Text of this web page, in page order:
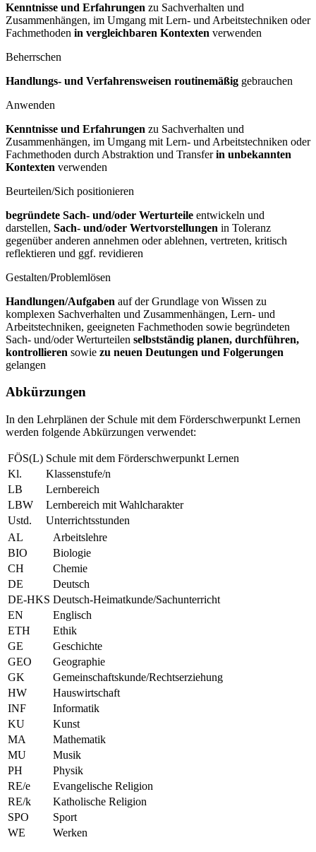
Kenntnisse und Erfahrungen zu Sachverhalten und
Zusammenhängen, im Umgang mit Lern- und Arbeitstechniken oder
Fachmethoden in vergleichbaren Kontexten verwenden
Beherrschen
Handlungs- und Verfahrensweisen routinemäßig gebrauchen
Anwenden
Kenntnisse und Erfahrungen zu Sachverhalten und
Zusammenhängen, im Umgang mit Lern- und Arbeitstechniken oder
Fachmethoden durch Abstraktion und Transferin unbekannten
Kontexten verwenden
Beurteilen/Sich positionieren
begründete Sach- und/oder Werturteile entwickeln und
darstellen, Sach- und/oder Wertvorstellungen in Toleranz
gegenüber anderen annehmen oder ablehnen, vertreten, kritisch
reflektieren und ggf. revidieren
Gestalten/Problemlösen
Handlungen/Aufgaben auf der Grundlage von Wissen zu
komplexen Sachverhalten und Zusammenhängen, Lern- und
Arbeitstechniken, geeigneten Fachmethoden sowie begründeten
Sach- und/oder Werturteilen selbstständig planen, durchführen,
kontrollieren sowie zu neuen Deutungen und Folgerungen
gelangen
Abkürzungen
In den Lehrplänen der Schule mit dem Förderschwerpunkt Lernen
werden folgende Abkürzungen verwendet:
FÖS(L) Schule mit dem Förderschwerpunkt Lernen
Kl.
Klassenstufe/n
LB
Lernbereich
LBW
Lernbereich mit Wahlcharakter
Ustd.
Unterrichtsstunden
AL
Arbeitslehre
BIO
Biologie
CH
Chemie
DE
Deutsch
DE-HKS Deutsch-Heimatkunde/Sachunterricht
EN
Englisch
ETH
Ethik
GE
Geschichte
GEO
Geographie
GK
Gemeinschaftskunde/Rechtserziehung
HW
Hauswirtschaft
INF
Informatik
KU
Kunst
MA
Mathematik
MU
Musik
PH
Physik
RE/e
Evangelische Religion
RE/k
Katholische Religion
SPO
Sport
WE
Werken